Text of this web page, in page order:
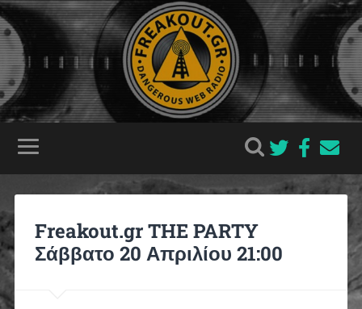
Freakout.gr THE PARTY
Σάββατο 20 Απριλίου 21:00